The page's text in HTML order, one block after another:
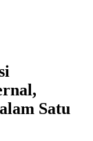
Satu